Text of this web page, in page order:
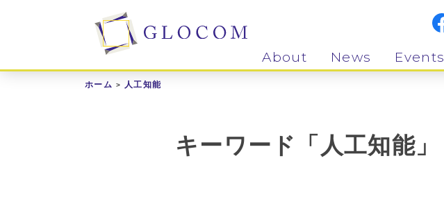
About News Events
ホーム 人工知能
キーワード「人工知能」